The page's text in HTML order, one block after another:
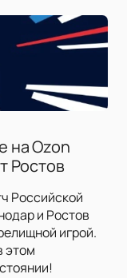
на Ozon
Ростов
Российской
и Ростов
игрой.
этом